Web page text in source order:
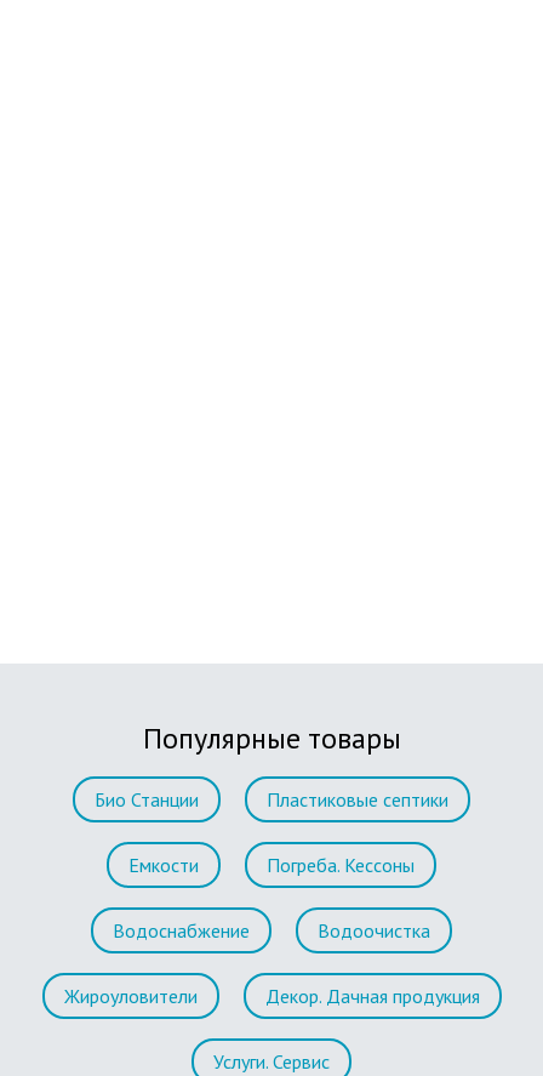
Популярные товары
Био Станции Пластиковые септики
Емкости Погреба. Кессоны
Водоснабжение Водоочистка
Жироуловители Декор. Дачная продукция
Услуги. Сервис